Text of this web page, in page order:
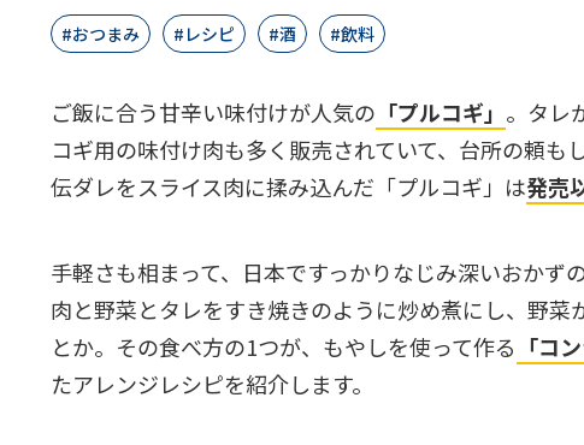
おつまみ レシピ 酒 飲料
ご飯に合う甘辛い味付けが人気の 「プルコギ」 。タレ
コギ用の味付け肉も多く販売されていて、台所の頼
伝ダレをスライス肉に揉み込んだ「プルコギ」は発売
手軽さも相まって、日本ですっかりなじみ深いおかず
肉と野菜とタレをすき焼きのように炒め煮にし、野
とか。その食べ方の1つが、もやしを使って作る 「コ
たアレンジレシピを紹介します。